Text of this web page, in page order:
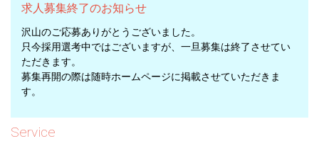
求人募集終了のお知らせ
沢山のご応募ありがとうございました。
只今採用選考中ではございますが、一旦募集は終了させてい
ただきます。
募集再開の際は随時ホームページに掲載させていただきま
す。
Service